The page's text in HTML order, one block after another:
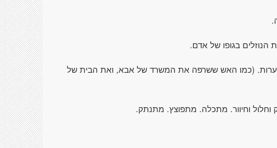
הנוזלים בגופו של אדם.
בוערות. (כמו האש ששרפה את המשרד של אבא, ואת הבית של
וחיוור. מתכלה. מתפוצץ. מתנתק.